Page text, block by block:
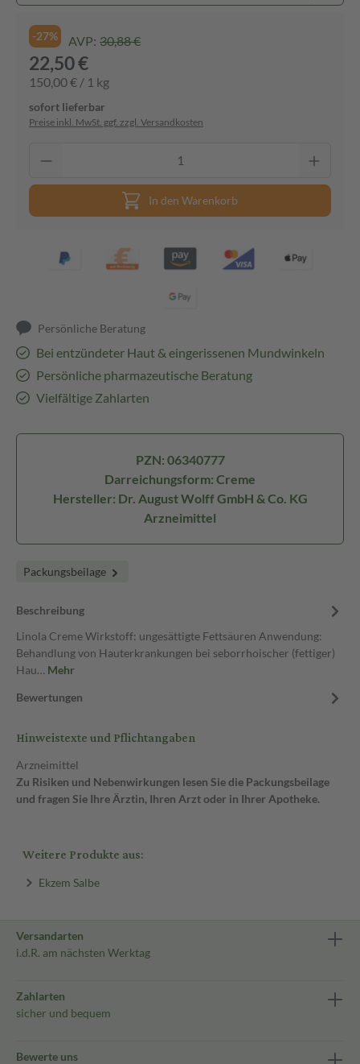
-27% AVP: 30,88 €
22,50 €
150,00 € / 1 kg
sofort lieferbar
Preise inkl. MwSt. ggf. zzgl. Versandkosten
In den Warenkorb
Persönliche Beratung
Bei entzündeter Haut & eingerissenen Mundwinkeln
Persönliche pharmazeutische Beratung
Vielfältige Zahlarten
PZN: 06340777
Darreichungsform: Creme
Hersteller: Dr. August Wolff GmbH & Co. KG
Arzneimittel
Packungsbeilage
Beschreibung
Linola Creme Wirkstoff: ungesättigte Fettsäuren Anwendung:
Behandlung von Hauterkrankungen bei seborrhoischer (fettiger)
Hau… Mehr
Bewertungen
Hinweistexte und Pflichtangaben
Arzneimittel
Zu Risiken und Nebenwirkungen lesen Sie die Packungsbeilage
und fragen Sie Ihre Ärztin, Ihren Arzt oder in Ihrer Apotheke.
Weitere Produkte aus:
Ekzem Salbe
Versandarten
i.d.R. am nächsten Werktag
Zahlarten
sicher und bequem
Bewerte uns